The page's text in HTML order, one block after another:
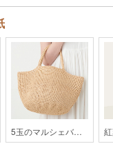
5玉のマルシェバッグ【2019SS】